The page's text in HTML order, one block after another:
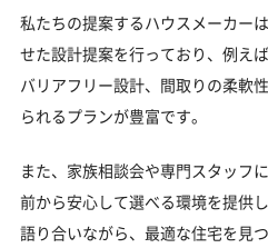
私たちの提案するハウスメーカー
せた設計提案を行っており、例え
バリアフリー設計、間取りの柔軟
られるプランが豊富です。
また、家族相談会や専門スタッフ
前から安心して選べる環境を提供
語り合いながら、最適な住宅を見